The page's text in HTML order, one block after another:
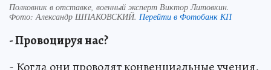
Полковник в отставке, военный эксперт Виктор Литовкин.
Фото:Александр ШПАКОВСКИЙ. Перейти в Фотобанк КП
- Провоцируя нас?